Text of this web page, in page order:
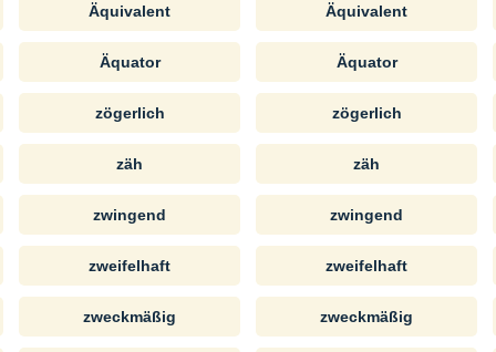
Äquivalent
Äquator
zögerlich
zäh
zwingend
zweifelhaft
zweckmäßig
Äquivalent
Äquator
zögerlich
zäh
zwingend
zweifelhaft
zweckmäßig